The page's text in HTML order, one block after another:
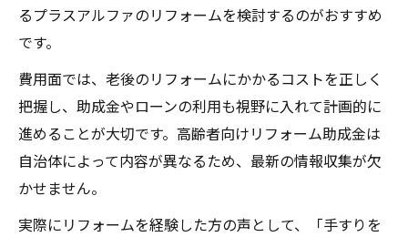
るプラスアルファのリフォームを検討するのがおすすめ
です。
費用面では、老後のリフォームにかかるコストを正しく
把握し、助成金やローンの利用も視野に入れて計画的に
進めることが大切です。高齢者向けリフォーム助成金は
自治体によって内容が異なるため、最新の情報収集が欠
かせません。
実際にリフォームを経験した方の声として、「手すりを